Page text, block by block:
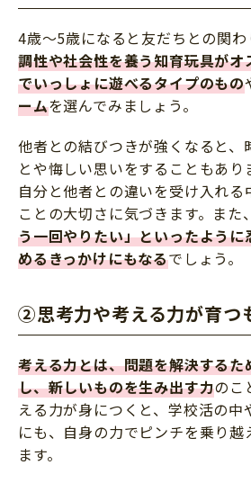
4歳～5歳になると友だちとの関
調性や社会性を養う知育玩具がオ
でいっしょに遊べるタイプのもの
ームを選んでみましょう。
他者との結びつきが強くなると、
とや悔しい思いをすることもあり
自分と他者との違いを受け入れる
ことの大切さに気づきます。また、
う一回やりたい」といったよう
めるきっかけにもなるでしょう。
②思考力や考える力が育つ
考える力とは、問題を解決するた
し、新しいものを生み出す力のこ
える力が身につくと、学校活の中
にも、自身の力でピンチを乗り越
ます。